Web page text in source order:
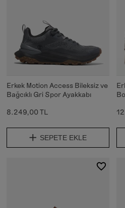
Erkek Motion Access Bileksiz ve
Bağcıklı Gri Spor Ayakkabı
8.249,00 TL
SEPETE EKLE